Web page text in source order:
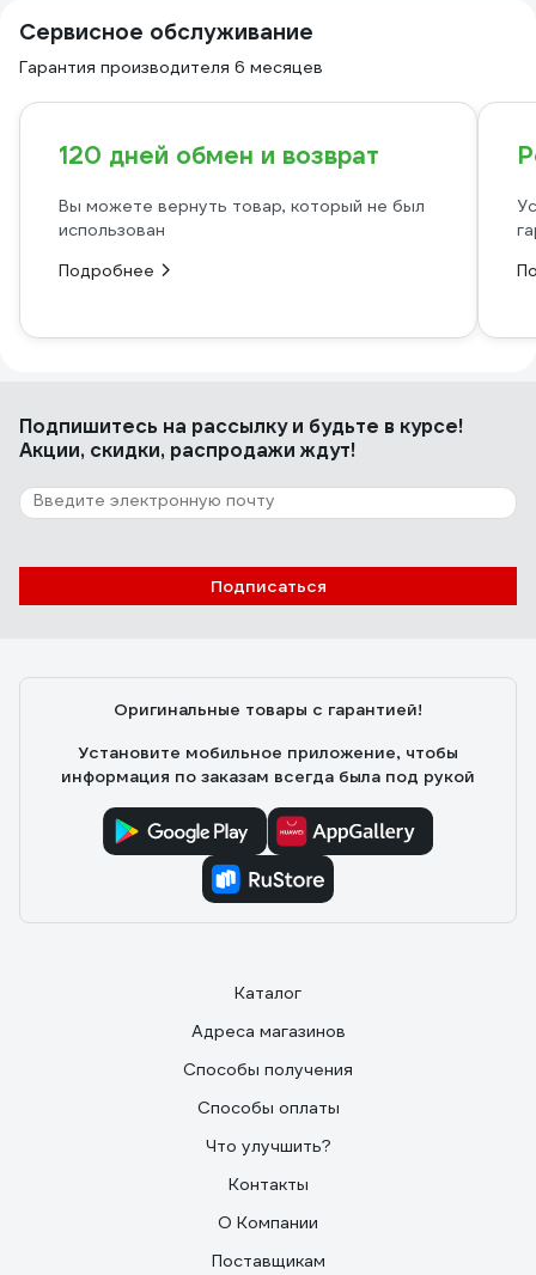
Сервисное обслуживание
Гарантия производителя 6 месяцев
120 дней обмен и возврат
Вы можете вернуть товар, который не был
использован
Подробнее
Подпишитесь на рассылкуи будьте в курсе!
Акции, скидки, распродажи ждут!
Подписаться
Оригинальные товары с гарантией!
Установите мобильное приложение, чтобы
информация по заказам всегда была под рукой
Каталог
Адреса магазинов
Способы получения
Способы оплаты
Что улучшить?
Контакты
О Компании
Поставщикам